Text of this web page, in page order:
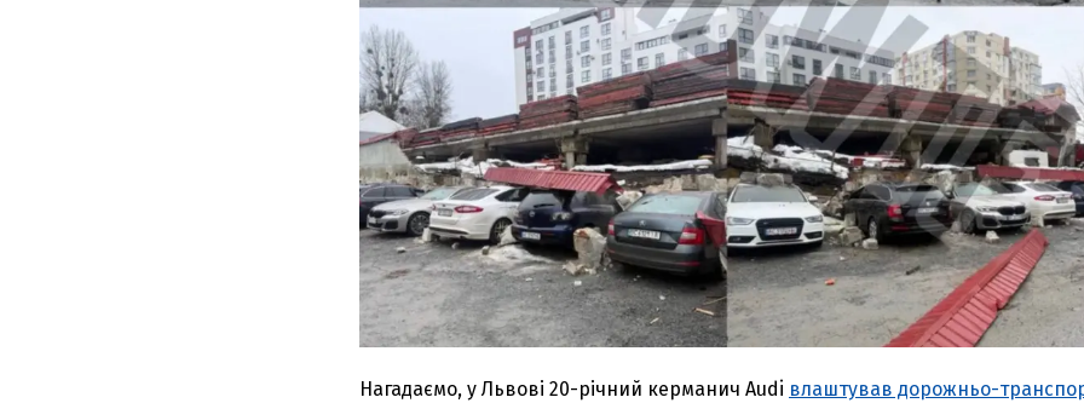
Нагадаємо, у Львові 20-річний керманич Audi влаштував дорожньо-
З'явилося відео знищеного ворожого